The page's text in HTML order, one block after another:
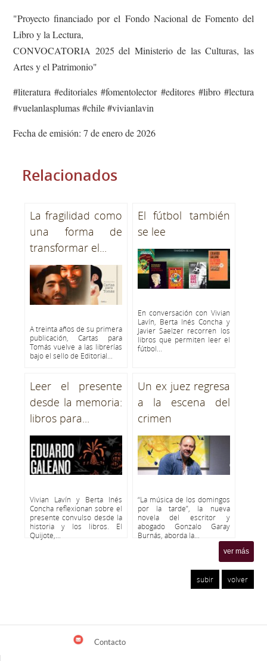
"Proyecto financiado por el Fondo Nacional de Fomento del
Libro y la Lectura,
CONVOCATORIA 2025 del Ministerio de las Culturas, las
Artes y el Patrimonio"
#literatura #editoriales #fomentolector #editores #libro #lectura
#vuelanlasplumas #chile #vivianlavin
Fecha de emisión: 7 de enero de 2026
Relacionados
La fragilidad como
una forma de
transformar el...
A treinta años de su primera
publicación, Cartas para
Tomás vuelve a las librerías
bajo el sello de Editorial...
El fútbol también
se lee
En conversación con Vivian
Lavín, Berta Inés Concha y
Javier Saelzer recorren los
libros que permiten leer el
fútbol...
Leer el presente
desde la memoria:
libros para...
Vivian Lavín y Berta Inés
Concha reflexionan sobre el
presente convulso desde la
historia y los libros. El
Quijote,...
Un ex juez regresa
a la escena del
crimen
“La música de los domingos
por la tarde”, la nueva
novela del escritor y
abogado Gonzalo Garay
Burnás, aborda la...
ver más
subir volver
Contacto